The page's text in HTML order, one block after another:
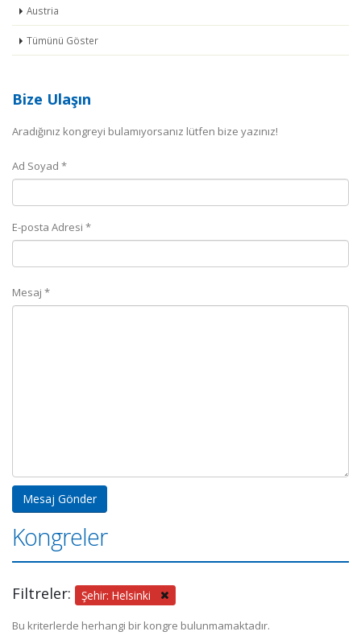
Austria
Tümünü Göster
Bize Ulaşın
Aradığınız kongreyi bulamıyorsanız lütfen bize yazınız!
Ad Soyad *
E-posta Adresi *
Mesaj *
Kongreler
Filtreler: Şehir: Helsinki
Bu kriterlerde herhangi bir kongre bulunmamaktadır.